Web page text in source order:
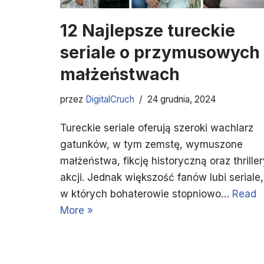
12 Najlepsze tureckie
seriale o przymusowych
małżeństwach
przez DigitalCruch 24 grudnia, 2024
Tureckie seriale oferują szeroki wachlarz
gatunków, w tym zemstę, wymuszone
małżeństwa, fikcję historyczną oraz
akcji. Jednak większość fanów lubi seriale,
w których bohaterowie stopniowo… Read
More »